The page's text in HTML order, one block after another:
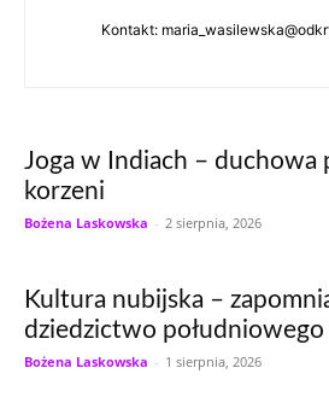
Kontakt:
Joga w Indiach – duchowa
korzeni
Bożena Laskowska - 2 sierpnia, 2026
Kultura nubijska –
dziedzictwo
Bożena Laskowska - 1 sierpnia, 2026